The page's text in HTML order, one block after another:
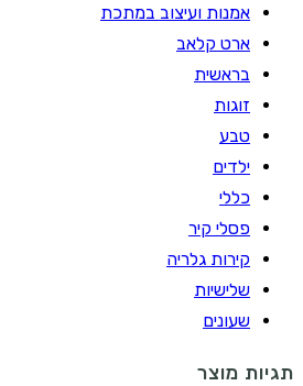
אמנות ועיצוב במתכת
ארט קלאב
בראשית
זוגות
טבע
ילדים
כללי
פסלי קיר
קירות גלריה
שלישיות
שעונים
תגיות מוצר